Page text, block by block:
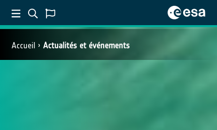
Accueil Actualités et événements